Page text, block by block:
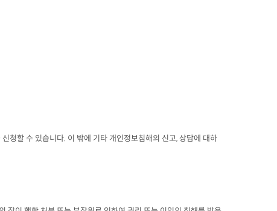
청할 수 있습니다. 이 밖에 기타 개인정보침해의 신고, 상담에 대하